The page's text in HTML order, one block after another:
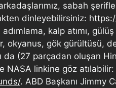
sabah
dinleyebilirsiniz:
kalp atımı,
gök gürültüsü,
(27 parçadan oluşan
NASA linkine göz atılabilir:
. ABD Başkanı Jimmy